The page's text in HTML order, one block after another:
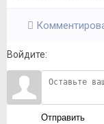
Войдите:
Отправить